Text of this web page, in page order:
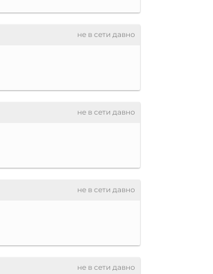
не в сети давно
не в сети давно
не в сети давно
не в сети давно